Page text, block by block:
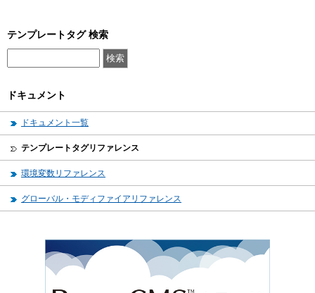
テンプレートタグ 検索
ドキュメント
ドキュメント一覧
テンプレートタグリファレンス
環境変数リファレンス
グローバル・モディファイアリファレンス